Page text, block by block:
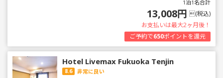
1泊1名合計
13,008円 (税込)
お支払いは最大2ヶ月後！
ご予約で650ポイントを還元
Hotel Livemax Fukuoka Tenjin
8.6 非常に良い